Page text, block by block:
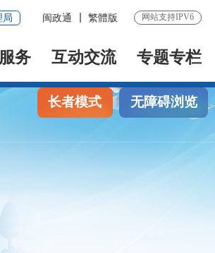
局 闽政通 繁體版 网站支持IPV6
务 互动交流 专题专栏
长者模式 无障碍浏览